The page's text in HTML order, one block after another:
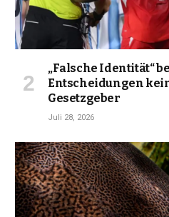
„Falsche Identität“
Entscheidungen
Gesetzgeber
Juli 28, 2026